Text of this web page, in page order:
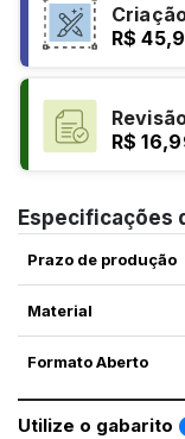
R$
R$
Especificações
Prazo de produção
Material
Formato Aberto
Utilize o gabarito